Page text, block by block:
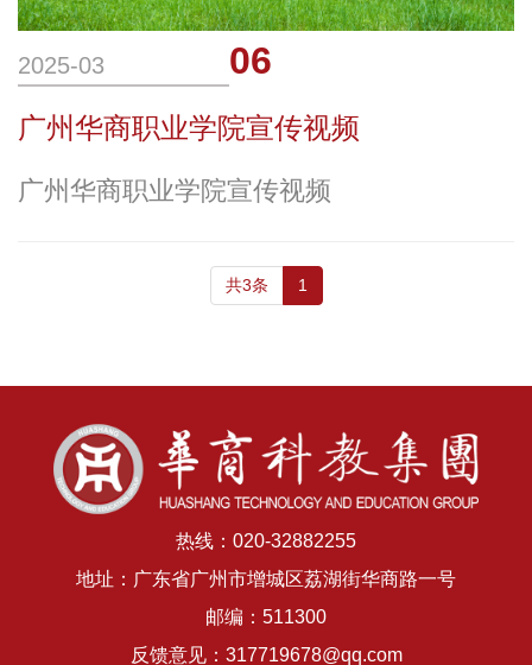
2025-03 06
广州华商职业学院宣传视频
广州华商职业学院宣传视频
共3条 1
热线：020-32882255
地址：广东省广州市增城区荔湖街华商路一号
邮编：511300
反馈意见：317719678@qq.com